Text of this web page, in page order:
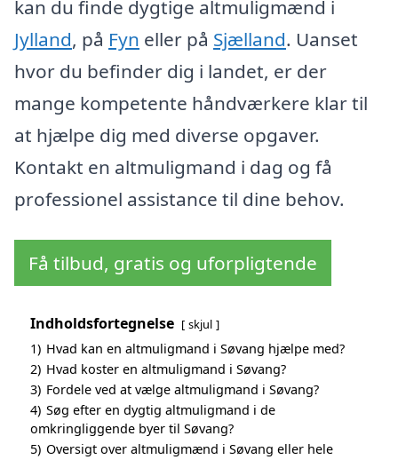
kan du finde dygtige altmuligmænd i
Jylland, på Fyn eller på Sjælland. Uanset
hvor du befinder dig i landet, er der
mange kompetente håndværkere klar til
at hjælpe dig med diverse opgaver.
Kontakt en altmuligmand i dag og få
professionel assistance til dine behov.
Få tilbud, gratis og uforpligtende
Indholdsfortegnelse skjul
1) Hvad kan en altmuligmand i Søvang hjælpe med?
2) Hvad koster en altmuligmand i Søvang?
3) Fordele ved at vælge altmuligmand i Søvang?
4) Søg efter en dygtig altmuligmand i de
omkringliggende byer til Søvang?
5) Oversigt over altmuligmænd i Søvang eller hele